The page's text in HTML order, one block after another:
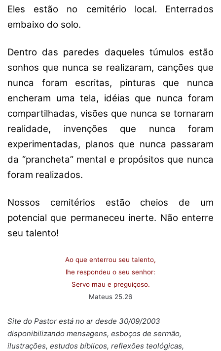
Eles estão no cemitério local. Enterrados
embaixo do solo.
Dentro das paredes daqueles túmulos estão
sonhos que nunca se realizaram, canções que
nunca foram escritas, pinturas que nunca
encheram uma tela, idéias que nunca foram
compartilhadas, visões que nunca se tornaram
realidade, invenções que nunca foram
experimentadas, planos que nunca passaram
da “prancheta” mental e propósitos que nunca
foram realizados.
Nossos cemitérios estão cheios de um
potencial que permaneceu inerte. Não enterre
seu talento!
Ao que enterrou seu talento,
lhe respondeu o seu senhor:
Servo mau e preguiçoso.
Mateus 25.26
Site do Pastor está no ar desde 30/09/2003
disponibilizando mensagens, esboços de sermão,
ilustrações, estudos bíblicos, reflexões teológicas,